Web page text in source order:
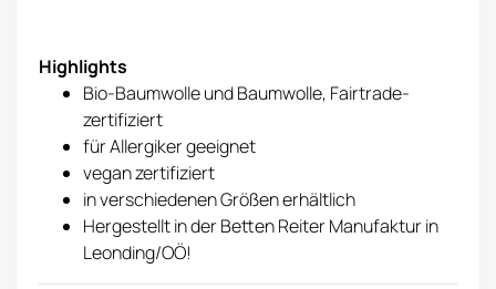
Highlights
Bio-Baumwolle und Baumwolle, Fairtrade-
zertifiziert
für Allergiker geeignet
vegan zertifiziert
in verschiedenen Größen erhältlich
Hergestellt in der Betten Reiter Manufaktur in
Leonding/OÖ!